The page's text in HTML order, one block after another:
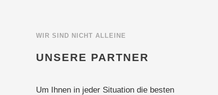
WIR SIND NICHT ALLEINE
UNSERE PARTNER
Um Ihnen in jeder Situation die besten